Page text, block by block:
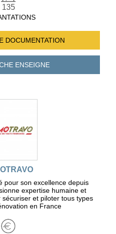
135
DOCUMENTATION
ENSEIGNE
pour son excellence depuis
expertise humaine et
et piloter tous types
en France